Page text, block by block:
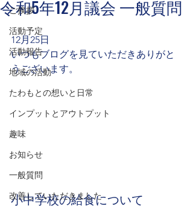
ご挨拶
活動予定
活動報告
地域の活動
たわもとの想いと日常
インプットとアウトプット
趣味
お知らせ
一般質問
改善していただきました
令和5年12月議会 一般質問
12月25日
いつもブログを見ていただきありがと
うございます。
小中学校の給食について